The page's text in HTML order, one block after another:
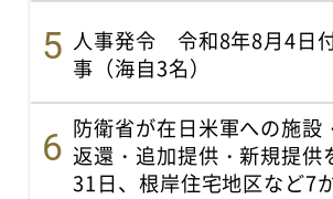
人事発令 令和8年8月4日
事（海自3名）
防衛省が在日米軍への施設
返還・追加提供・新規提供
31日、根岸住宅地区など7か